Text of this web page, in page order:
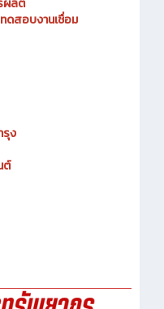
ผลิต
สอบงานเชื่อม
ง